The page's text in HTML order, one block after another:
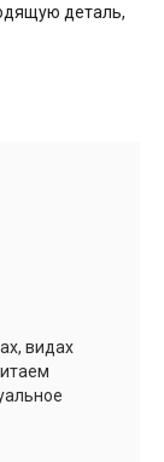
деталь,
видах